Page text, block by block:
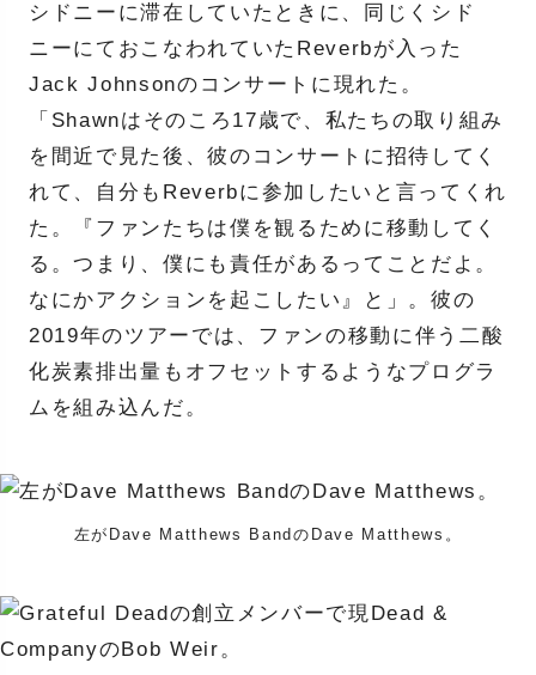
シドニーに滞在していたときに、同じくシド
ニーにておこなわれていたReverbが入った
Jack Johnsonのコンサートに現れた。
「Shawnはそのころ17歳で、私たちの取り組み
を間近で見た後、彼のコンサートに招待してく
れて、自分もReverbに参加したいと言ってくれ
た。『ファンたちは僕を観るために移動してく
る。つまり、僕にも責任があるってことだよ。
なにかアクションを起こしたい』と」。彼の
2019年のツアーでは、ファンの移動に伴う二酸
化炭素排出量もオフセットするようなプログラ
ムを組み込んだ。
左がDave Matthews BandのDave Matthews。